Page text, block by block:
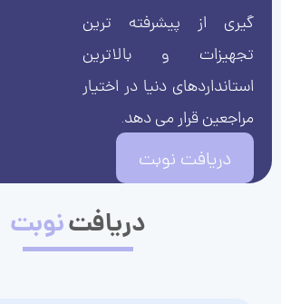
گیری از پیشرفته ترین
تجهیزات و بالاترین
استانداردهای دنیا در اختیار
مراجعین قرار می دهد.
دریافت نوبت
دریافتنوبت